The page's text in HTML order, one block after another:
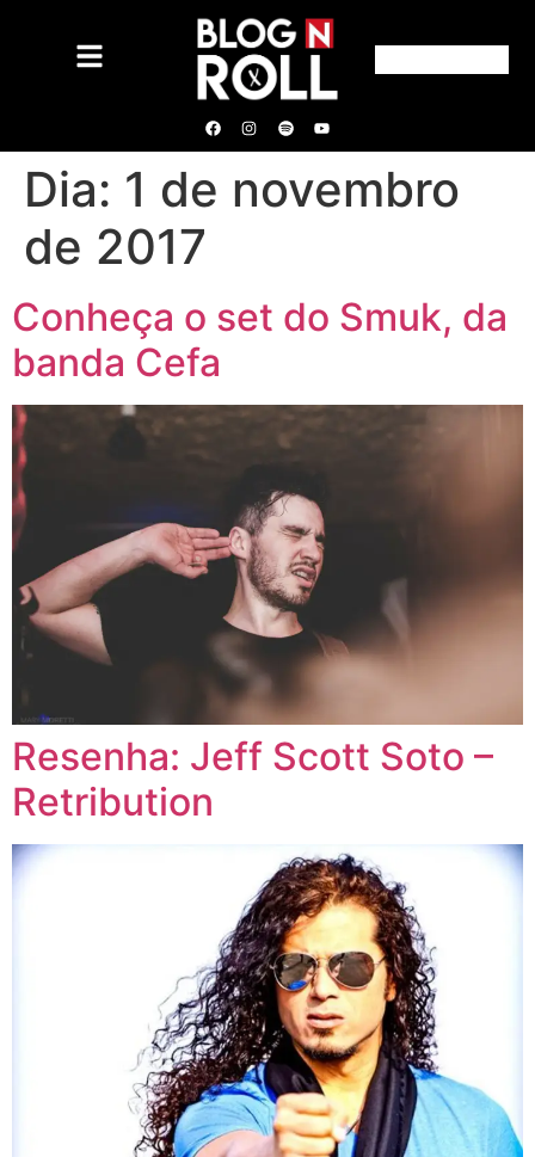
Dia: 1 de novembro
de 2017
Conheça o set do Smuk, da
banda Cefa
Resenha: Jeff Scott Soto –
Retribution